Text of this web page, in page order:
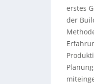
erstes
der